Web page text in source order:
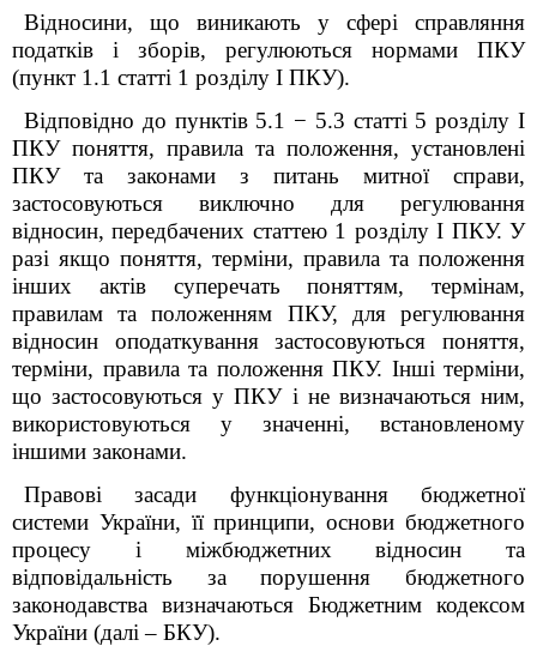
Відносини, що виникають у сфері справляння
податків і зборів, регулюються нормами ПКУ
(пункт 1.1 статті 1 розділу І ПКУ).
Відповідно до пунктів 5.1 − 5.3 статті 5 розділу І
ПКУ поняття, правила та положення, установлені
ПКУ та законами з питань митної справи,
застосовуються виключно для регулювання
відносин, передбачених статтею 1 розділу І ПКУ. У
разі якщо поняття, терміни, правила та положення
інших актів суперечать поняттям, термінам,
правилам та положенням ПКУ, для регулювання
відносин оподаткування застосовуються поняття,
терміни, правила та положення ПКУ. Інші терміни,
що застосовуються у ПКУ і не визначаються ним,
використовуються у значенні, встановленому
іншими законами.
Правові засади функціонування бюджетної
системи України, її принципи, основи бюджетного
процесу і міжбюджетних відносин та
відповідальність за порушення бюджетного
законодавства визначаються Бюджетним кодексом
України (далі – БКУ).